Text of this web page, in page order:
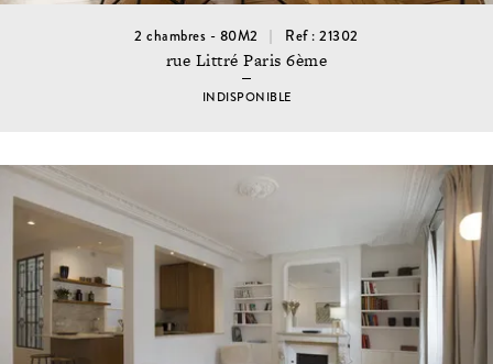
2 chambres - 80M2 Ref : 21302
rue Littré Paris 6ème
INDISPONIBLE